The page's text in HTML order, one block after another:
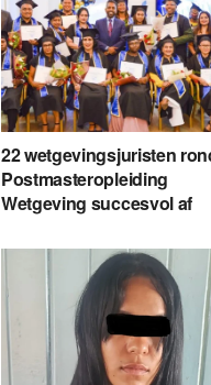
22 wetgevingsjuristen
Postmasteropleiding
Wetgeving succesvol af